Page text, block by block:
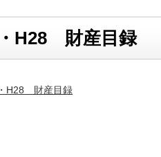
・H28 財産目録
・H28 財産目録